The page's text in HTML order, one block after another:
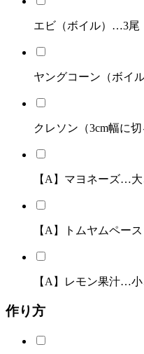
エビ（ボイル）…3尾
ヤングコーン（ボイ
クレソン（3cm幅に
【A】マヨネーズ…大
【A】トムヤムペー
【A】レモン果汁…小
作り方